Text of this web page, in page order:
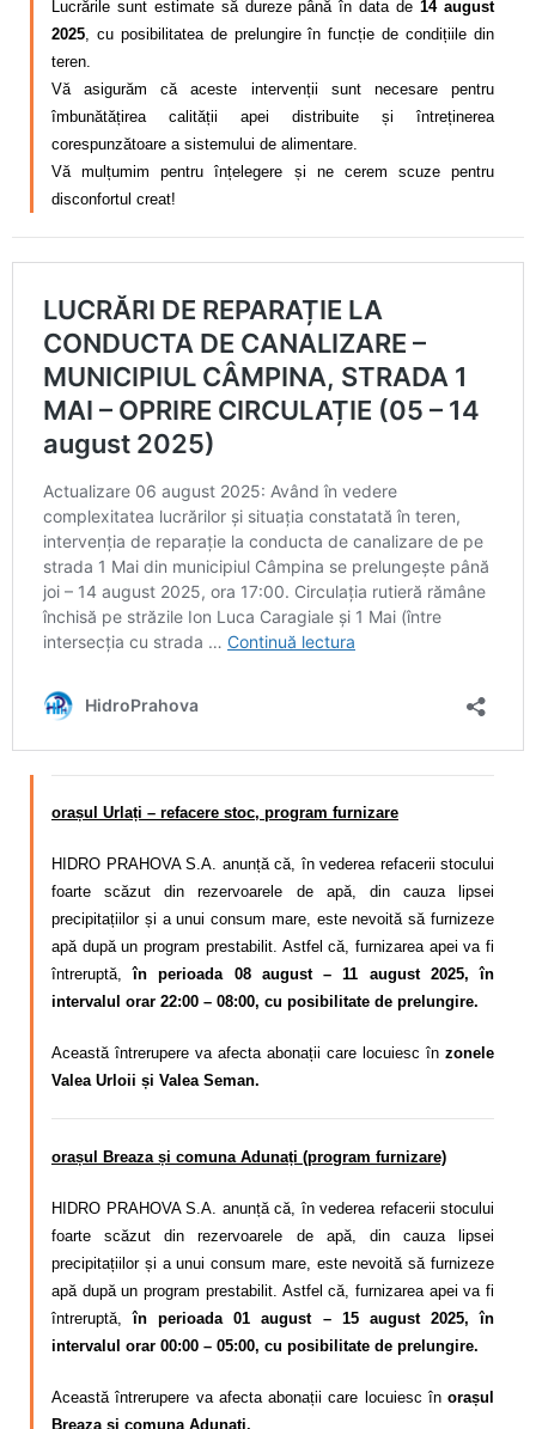
Lucrările sunt estimate să dureze până în data de14 august
2025, cu posibilitatea de prelungire în funcție de condițiile din
teren.
Vă asigurăm că aceste intervenții sunt necesare pentru
îmbunătățirea calității apei distribuite și întreținerea
corespunzătoare a sistemului de alimentare.
Vă mulțumim pentru înțelegere și ne cerem scuze pentru
disconfortul creat!
orașul Urlați – refacere stoc, program furnizare
HIDRO PRAHOVA S.A. anunță că, în vederea refacerii stocului
foarte scăzut din rezervoarele de apă, din cauza lipsei
precipitațiilor și a unui consum mare, este nevoită săfurnizeze
apă după un program prestabilit. Astfel că, furnizarea apei va fi
întreruptă,în perioada 08 august – 11 august 2025, în
intervalul orar 22:00 – 08:00, cu posibilitate de prelungire.
Această întrerupere va afecta abonații care locuiesc în zonele
Valea Urloii și Valea Seman.
orașul Breaza și comuna Adunați (program furnizare)
HIDRO PRAHOVA S.A. anunță că, în vederea refacerii stocului
foarte scăzut din rezervoarele de apă, din cauza lipsei
precipitațiilor și a unui consum mare, este nevoită săfurnizeze
apă după un program prestabilit. Astfel că, furnizarea apei va fi
întreruptă,în perioada 01 august – 15 august 2025, în
intervalul orar 00:00 – 05:00, cu posibilitate de prelungire.
Această întrerupere va afecta abonații care locuiesc în orașul
Breaza și comuna Adunați.